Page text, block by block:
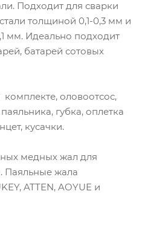
Подходит для сварки
толщиной 0,1-0,3 мм и
мм. Идеально подходит
батарей сотовых
оловоотсос,
губка, оплетка
кусачки.
медных жал для
Паяльные жала
ATTEN, AOYUE и